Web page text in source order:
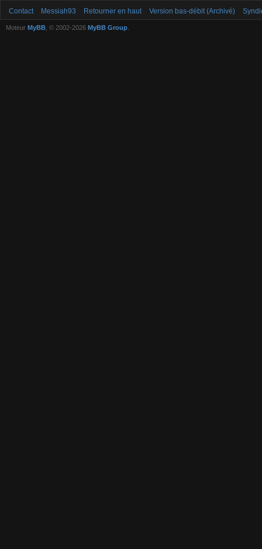
Contact Messiah93 Retourner en haut Version bas-débit (Archivé)
Moteur MyBB , © 2002-2026 MyBB Group